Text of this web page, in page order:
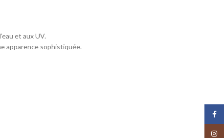
et aux UV.
apparence sophistiquée.